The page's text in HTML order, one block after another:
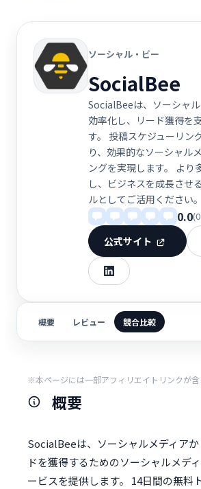
ソーシャル・ビー
SocialBee
SocialBeeは、ソーシャ
効率化し、リード獲得を
す。 投稿スケジューリン
り、効果的なソーシャル
ングを実現します。 より
し、ビジネスを成長させ
ルとしてご活用ください。
0.0
公式サイト
概要 レビュー 競合比較
※本ページには一部アフィリエイトリンクが含
概要
SocialBeeは、ソーシャルメディア
ドを獲得するためのソーシャルメデ
ービスを提供します。 14日間の無料